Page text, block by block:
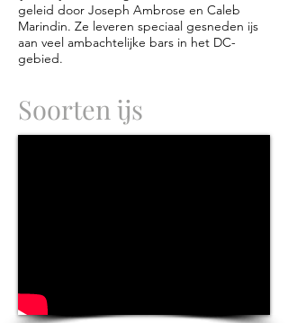
geleid door Joseph Ambrose en Caleb
Marindin. Ze leveren speciaal gesneden ijs
aan veel ambachtelijke bars in het DC-
gebied.
Soorten ijs